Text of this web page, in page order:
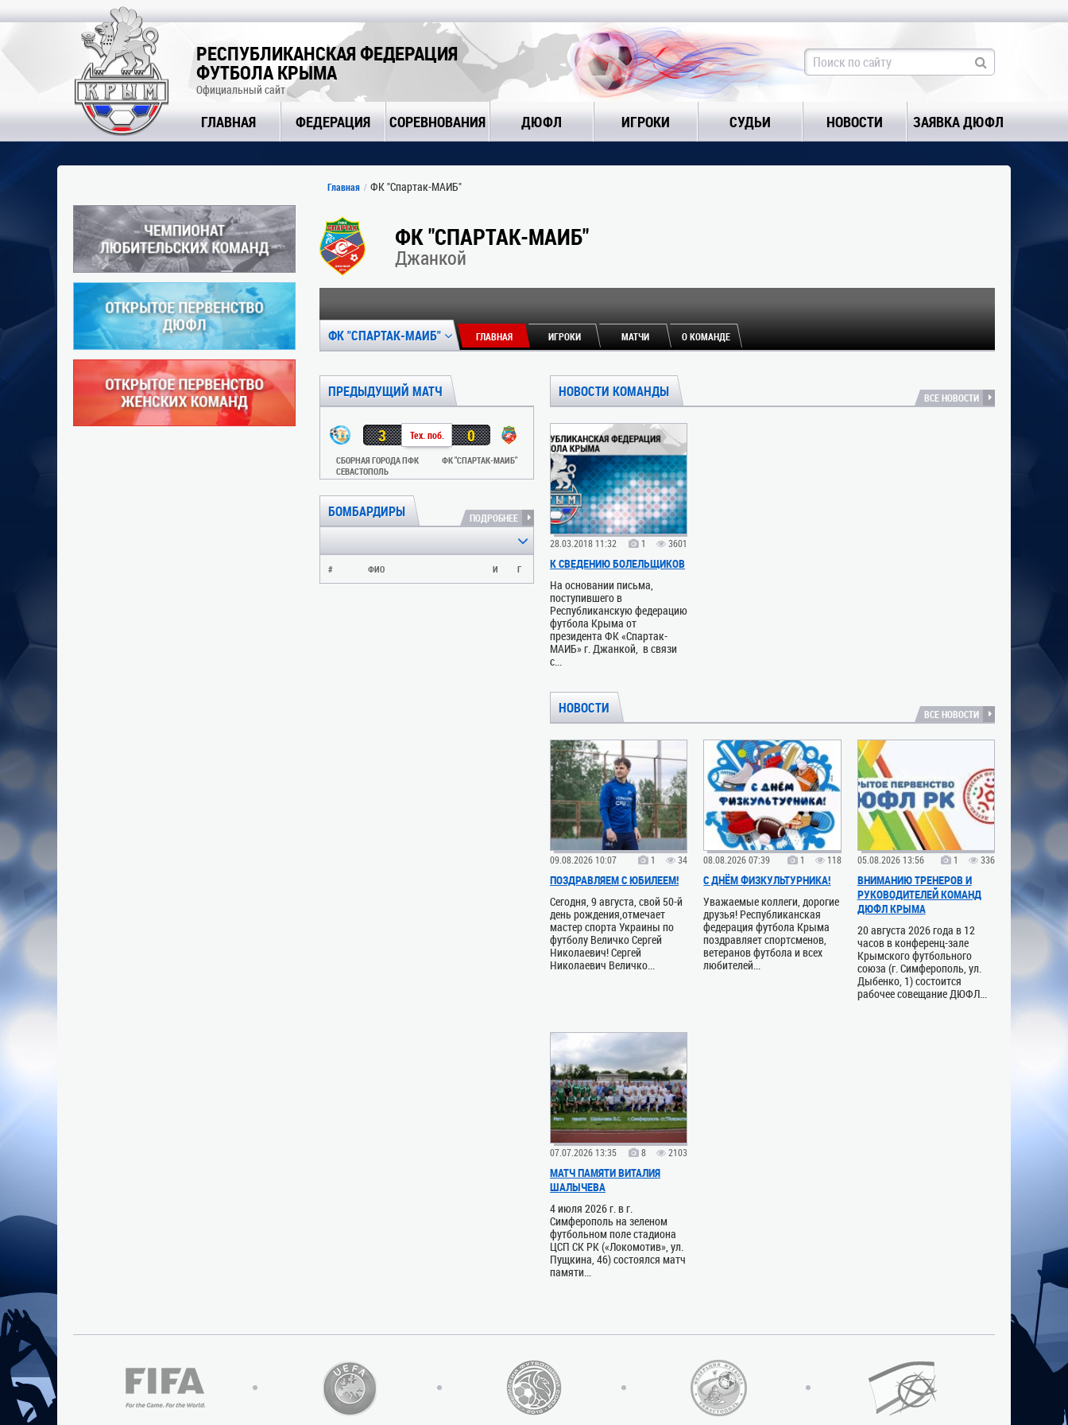
РЕСПУБЛИКАНСКАЯ ФЕДЕРАЦИЯ
ФУТБОЛА КРЫМА
Официальный сайт
ГЛАВНАЯ ФЕДЕРАЦИЯ СОРЕВНОВАНИЯ ДЮФЛ ИГРОКИ СУДЬИ НОВОСТИ ЗАЯВКА ДЮФЛ
Главная ФК "Спартак-МАИБ"
ФК "СПАРТАК-МАИБ"
Джанкой
ФК "СПАРТАК-МАИБ" ГЛАВНАЯ ИГРОКИ МАТЧИ О КОМАНДЕ
ПРЕДЫДУЩИЙ МАТЧ
3 Тех. поб. 0
СБОРНАЯ ГОРОДА ПФК
СЕВАСТОПОЛЬ
ФК "СПАРТАК-МАИБ"
БОМБАРДИРЫ ПОДРОБНЕЕ
# ФИО И Г
НОВОСТИ КОМАНДЫ ВСЕ НОВОСТИ
28.03.2018 11:32 1 3601
К СВЕДЕНИЮ БОЛЕЛЬЩИКОВ
На основании письма,
поступившего в
Республиканскую федерацию
футбола Крыма от
президента ФК «Спартак-
МАИБ» г. Джанкой, в связи
с...
НОВОСТИ ВСЕ НОВОСТИ
09.08.2026 10:07 1 34
ПОЗДРАВЛЯЕМ С ЮБИЛЕЕМ!
Сегодня, 9 августа, свой 50-й
день рождения,отмечает
мастер спорта Украины по
футболу Величко Сергей
Николаевич! Сергей
Николаевич Величко...
08.08.2026 07:39 1 118
С ДНЁМ ФИЗКУЛЬТУРНИКА!
Уважаемые коллеги, дорогие
друзья! Республиканская
федерация футбола Крыма
поздравляет спортсменов,
ветеранов футбола и всех
любителей...
05.08.2026 13:56 1 336
ВНИМАНИЮ ТРЕНЕРОВ И
РУКОВОДИТЕЛЕЙ КОМАНД
ДЮФЛ КРЫМА
20 августа 2026 года в 12
часов в конференц-зале
Крымского футбольного
союза (г. Симферополь, ул.
Дыбенко, 1) состоится
рабочее совещание ДЮФЛ...
07.07.2026 13:35 8 2103
МАТЧ ПАМЯТИ ВИТАЛИЯ
ШАЛЫЧЕВА
4 июля 2026 г. в г.
Симферополь на зеленом
футбольном поле стадиона
ЦСП СК РК («Локомотив», ул.
Пущкина, 46) состоялся матч
памяти...